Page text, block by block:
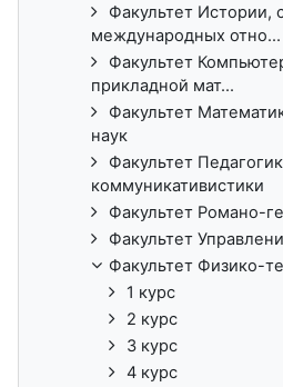
Факультет Истории,
международных отно...
Факультет
прикладной мат...
Факультет
наук
Факультет
коммуникативистики
Факультет Романо-
Факультет
Факультет Физико-
1 курс
2 курс
3 курс
4 курс